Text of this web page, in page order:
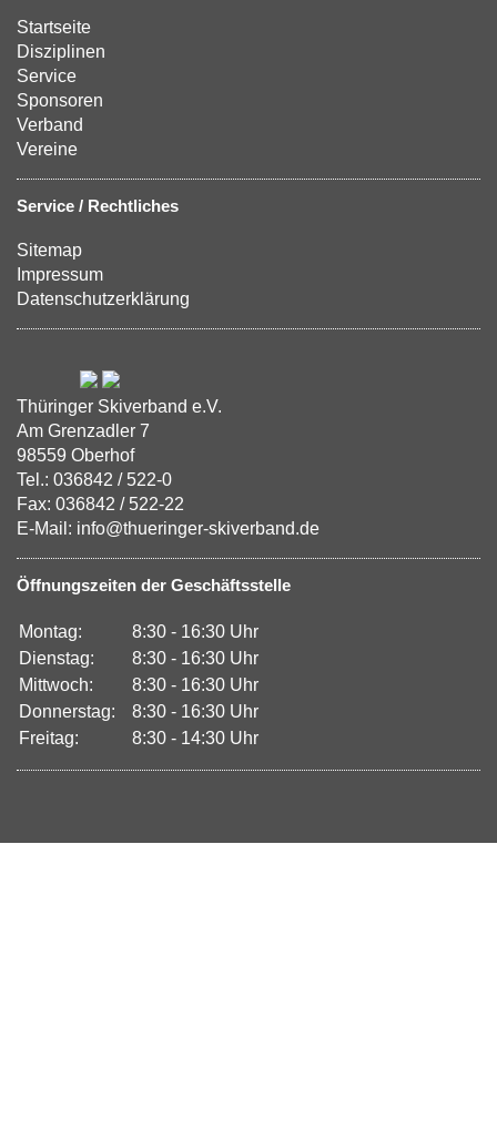
Startseite
Disziplinen
Service
Sponsoren
Verband
Vereine
Service / Rechtliches
Sitemap
Impressum
Datenschutzerklärung
Thüringer Skiverband e.V.
Am Grenzadler 7
98559 Oberhof
Tel.: 036842 / 522-0
Fax: 036842 / 522-22
E-Mail: info@thueringer-skiverband.de
Öffnungszeiten der Geschäftsstelle
Montag:
8:30 - 16:30 Uhr
Dienstag:
8:30 - 16:30 Uhr
Mittwoch:
8:30 - 16:30 Uhr
Donnerstag:
8:30 - 16:30 Uhr
Freitag:
8:30 - 14:30 Uhr